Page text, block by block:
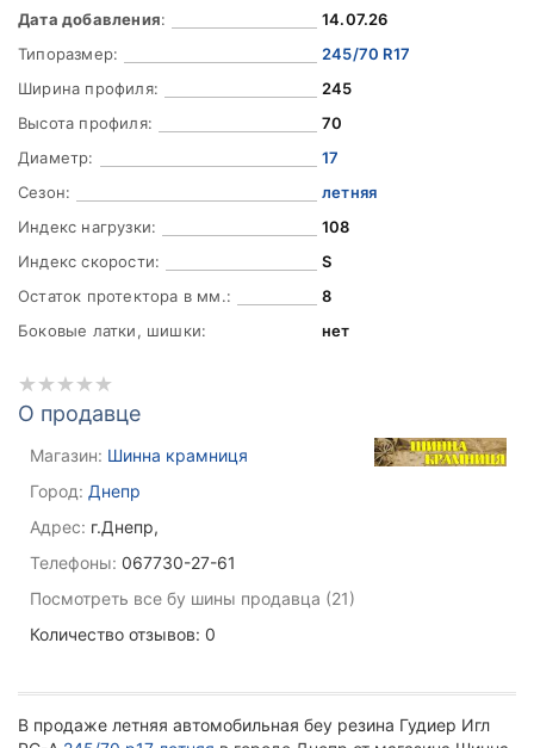
Дата добавления:
14.07.26
Типоразмер:
245/70 R17
Ширина профиля:
245
Высота профиля:
70
Диаметр:
17
Сезон:
летняя
Индекс нагрузки:
108
Индекс скорости:
S
Остаток протектора в мм.:
8
Боковые латки, шишки:
нет
О продавце
Магазин: Шинна крамниця
Город: Днепр
Адрес: г.Днепр,
Телефоны: 067730-27-61
Посмотреть все бу шины продавца (21)
Количество отзывов: 0
В продаже летняя автомобильная беу резина Гудиер Игл